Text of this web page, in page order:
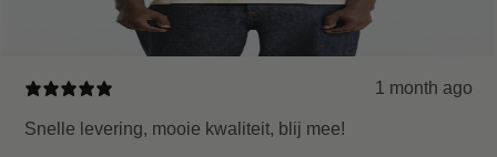
1 month ago
Snelle levering, mooie kwaliteit, blij mee!